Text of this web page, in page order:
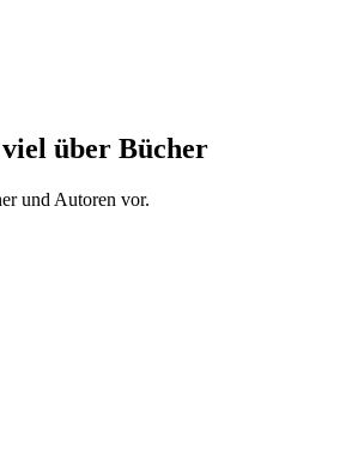
über Bücher
und Autoren vor.